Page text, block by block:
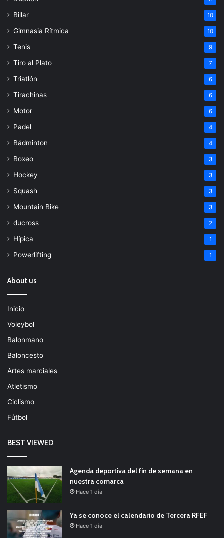
Billar 10
Gimnasia Rítmica 10
Tenis 9
Tiro al Plato 7
Triatlón 6
Tirachinas 6
Motor 6
Padel 4
Bádminton 4
Boxeo 3
Hockey 3
Squash 3
Mountain Bike 3
ducross 2
Hípica 1
Powerlifting 1
About us
Inicio
Voleybol
Balonmano
Baloncesto
Artes marciales
Atletismo
Ciclismo
Fútbol
BEST VIEWED
Agenda deportiva del fin de semana en
nuestra comarca
Hace 1 día
Ya se conoce el calendario de Tercera RFEF
Hace 1 día